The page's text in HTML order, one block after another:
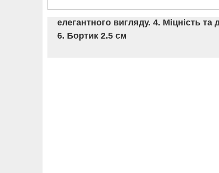
елегантного вигляду. 4. Міцність та
6. Бортик 2.5 см